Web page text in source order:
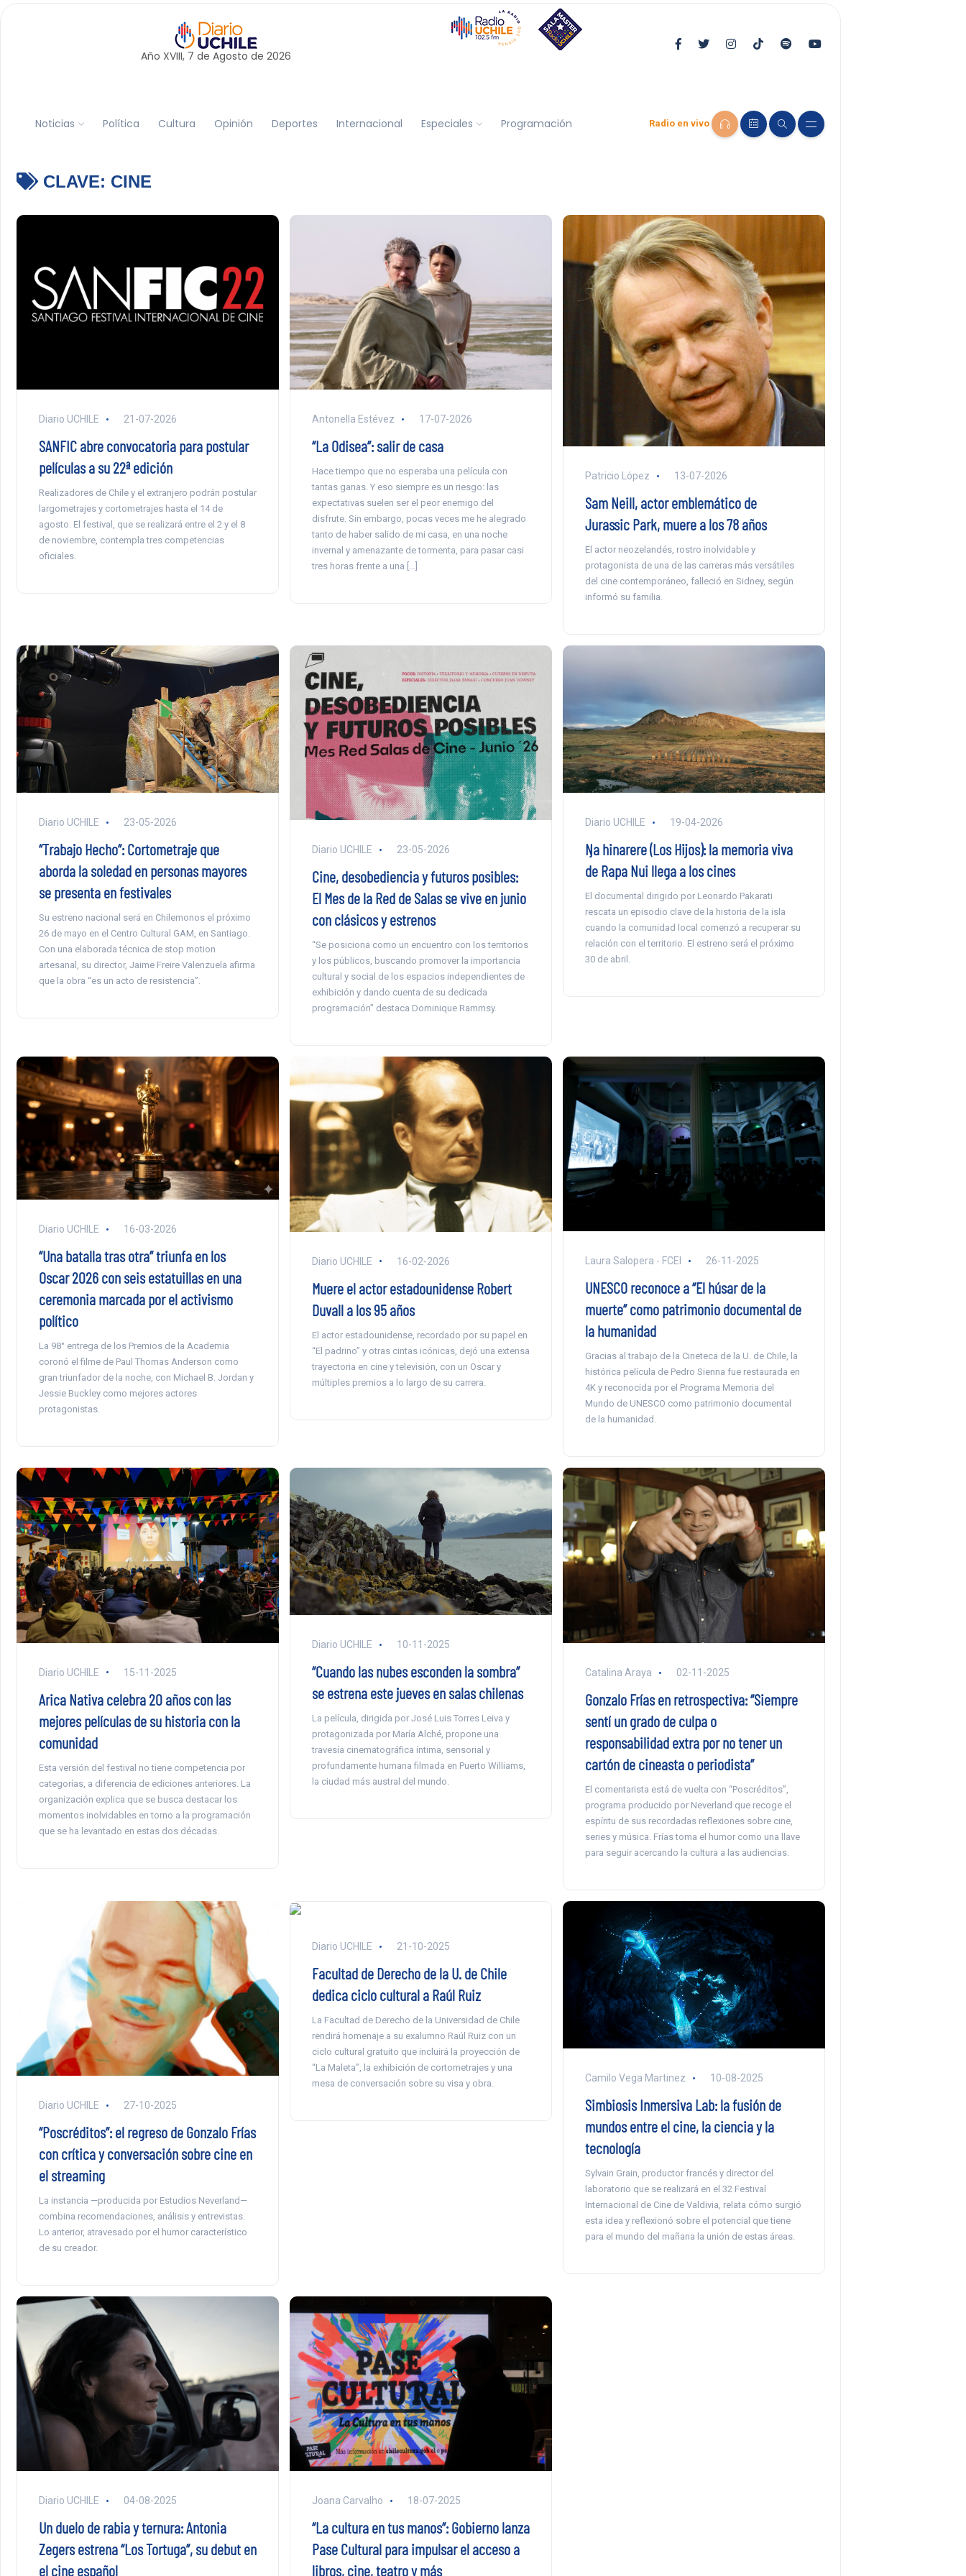
Año XVIII, 7 de Agosto de 2026
Noticias Política Cultura Opinión Deportes Internacional Especiales Programación Radio en vivo
CLAVE: CINE
Diario UCHILE 21-07-2026
SANFIC abre convocatoria para postular
películas a su 22ª edición
Realizadores de Chile y el extranjero podrán postular
largometrajes y cortometrajes hasta el 14 de
agosto. El festival, que se realizará entre el 2 y el 8
de noviembre, contempla tres competencias
oficiales.
Antonella Estévez 17-07-2026
“La Odisea”: salir de casa
Hace tiempo que no esperaba una película con
tantas ganas. Y eso siempre es un riesgo: las
expectativas suelen ser el peor enemigo del
disfrute. Sin embargo, pocas veces me he alegrado
tanto de haber salido de mi casa, en una noche
invernal y amenazante de tormenta, para pasar casi
tres horas frente a una […]
Patricio López 13-07-2026
Sam Neill, actor emblemático de
Jurassic Park, muere a los 78 años
El actor neozelandés, rostro inolvidable y
protagonista de una de las carreras más versátiles
del cine contemporáneo, falleció en Sidney, según
informó su familia.
Diario UCHILE 23-05-2026
“Trabajo Hecho”: Cortometraje que
aborda la soledad en personas mayores
se presenta en festivales
Su estreno nacional será en Chilemonos el próximo
26 de mayo en el Centro Cultural GAM, en Santiago.
Con una elaborada técnica de stop motion
artesanal, su director, Jaime Freire Valenzuela afirma
que la obra “es un acto de resistencia”.
Diario UCHILE 23-05-2026
Cine, desobediencia y futuros posibles:
El Mes de la Red de Salas se vive en junio
con clásicos y estrenos
“Se posiciona como un encuentro con los territorios
y los públicos, buscando promover la importancia
cultural y social de los espacios independientes de
exhibición y dando cuenta de su dedicada
programación” destaca Dominique Rammsy.
Diario UCHILE 19-04-2026
Ŋa hinarere (Los Hijos): la memoria viva
de Rapa Nui llega a los cines
El documental dirigido por Leonardo Pakarati
rescata un episodio clave de la historia de la isla
cuando la comunidad local comenzó a recuperar su
relación con el territorio. El estreno será el próximo
30 de abril.
Diario UCHILE 16-03-2026
“Una batalla tras otra” triunfa en los
Oscar 2026 con seis estatuillas en una
ceremonia marcada por el activismo
político
La 98° entrega de los Premios de la Academia
coronó el filme de Paul Thomas Anderson como
gran triunfador de la noche, con Michael B. Jordan y
Jessie Buckley como mejores actores
protagonistas.
Diario UCHILE 16-02-2026
Muere el actor estadounidense Robert
Duvall a los 95 años
El actor estadounidense, recordado por su papel en
“El padrino” y otras cintas icónicas, dejó una extensa
trayectoria en cine y televisión, con un Oscar y
múltiples premios a lo largo de su carrera.
Laura Salopera - FCEI 26-11-2025
UNESCO reconoce a “El húsar de la
muerte” como patrimonio documental de
la humanidad
Gracias al trabajo de la Cineteca de la U. de Chile, la
histórica película de Pedro Sienna fue restaurada en
4K y reconocida por el Programa Memoria del
Mundo de UNESCO como patrimonio documental
de la humanidad.
Diario UCHILE 15-11-2025
Arica Nativa celebra 20 años con las
mejores películas de su historia con la
comunidad
Esta versión del festival no tiene competencia por
categorías, a diferencia de ediciones anteriores. La
organización explica que se busca destacar los
momentos inolvidables en torno a la programación
que se ha levantado en estas dos décadas.
Diario UCHILE 10-11-2025
“Cuando las nubes esconden la sombra”
se estrena este jueves en salas chilenas
La película, dirigida por José Luis Torres Leiva y
protagonizada por María Alché, propone una
travesía cinematográfica íntima, sensorial y
profundamente humana filmada en Puerto Williams,
la ciudad más austral del mundo.
Catalina Araya 02-11-2025
Gonzalo Frías en retrospectiva: “Siempre
sentí un grado de culpa o
responsabilidad extra por no tener un
cartón de cineasta o periodista”
El comentarista está de vuelta con “Poscréditos”,
programa producido por Neverland que recoge el
espíritu de sus recordadas reflexiones sobre cine,
series y música. Frías toma el humor como una llave
para seguir acercando la cultura a las audiencias.
Diario UCHILE 27-10-2025
“Poscréditos”: el regreso de Gonzalo Frías
con crítica y conversación sobre cine en
el streaming
La instancia —producida por Estudios Neverland—
combina recomendaciones, análisis y entrevistas.
Lo anterior, atravesado por el humor característico
de su creador.
Diario UCHILE 21-10-2025
Facultad de Derecho de la U. de Chile
dedica ciclo cultural a Raúl Ruiz
La Facultad de Derecho de la Universidad de Chile
rendirá homenaje a su exalumno Raúl Ruiz con un
ciclo cultural gratuito que incluirá la proyección de
“La Maleta”, la exhibición de cortometrajes y una
mesa de conversación sobre su visa y obra.
Camilo Vega Martinez 10-08-2025
Simbiosis Inmersiva Lab: la fusión de
mundos entre el cine, la ciencia y la
tecnología
Sylvain Grain, productor francés y director del
laboratorio que se realizará en el 32 Festival
Internacional de Cine de Valdivia, relata cómo surgió
esta idea y reflexionó sobre el potencial que tiene
para el mundo del mañana la unión de estas áreas.
Diario UCHILE 04-08-2025
Un duelo de rabia y ternura: Antonia
Zegers estrena “Los Tortuga”, su debut en
el cine español
Joana Carvalho 18-07-2025
“La cultura en tus manos”: Gobierno lanza
Pase Cultural para impulsar el acceso a
libros, cine, teatro y más